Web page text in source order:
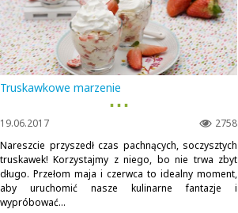
Truskawkowe marzenie
▪ ▪ ▪
2758
19.06.2017
Nareszcie przyszedł czas pachnących, soczysztych
truskawek! Korzystajmy z niego, bo nie trwa zbyt
długo. Przełom maja i czerwca to idealny moment,
aby uruchomić nasze kulinarne fantazje i
wypróbować...